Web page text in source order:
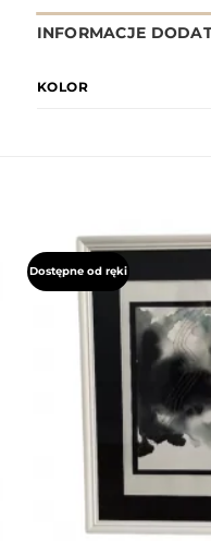
INFORMACJE
KOLOR
Dostępne od ręki